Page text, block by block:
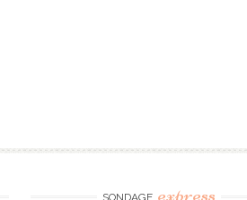
SONDAGE express